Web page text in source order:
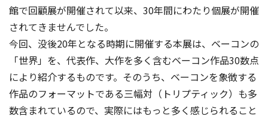
館で回顧展が開催されて以来、30年間にわたり個展が開催
されてきませんでした。
今回、没後20年となる時期に開催する本展は、ベーコンの
「世界」を、代表作、大作を多く含むベーコン作品30数点
により紹介するものです。そのうち、ベーコンを象徴する
作品のフォーマットである三幅対（トリプティック）も多
数含まれているので、実際にはもっと多く感じられること